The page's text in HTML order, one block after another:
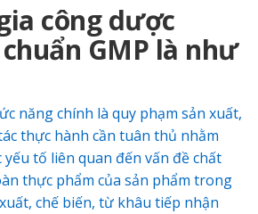
công dược
GMP là như
năng chính là quy phạm sản xuất,
thực hành cần tuân thủ nhằm
yếu tố liên quan đến vấn đề chất
thực phẩm của sản phẩm trong
chế biến, từ khâu tiếp nhận